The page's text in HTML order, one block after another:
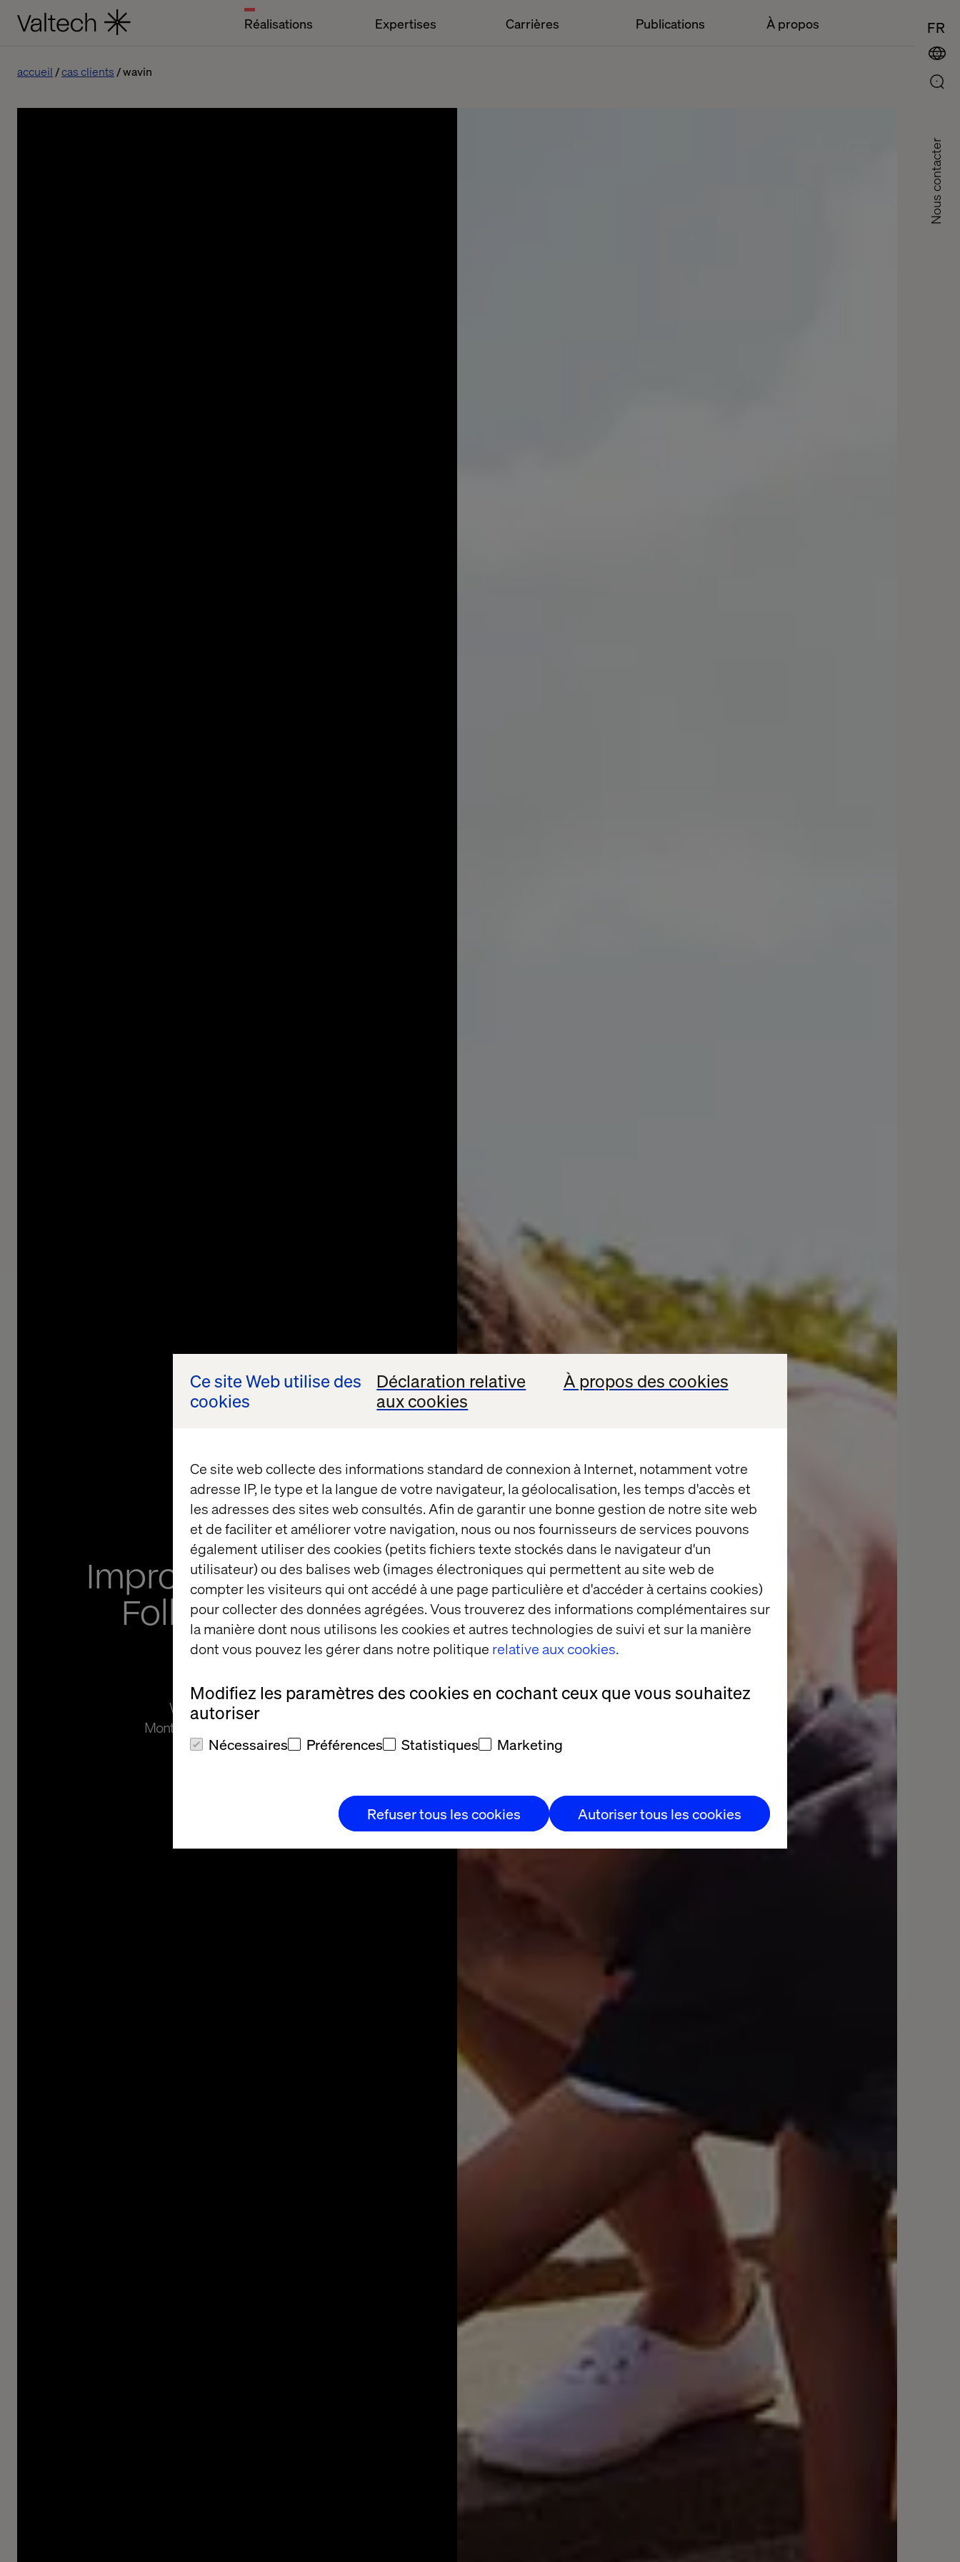
Ce site Web utilise des
cookies
Déclaration relative
aux cookies
À propos des cookies
Ce site web collecte des informations standard de connexion à Internet, notamment votre
adresse IP, le type et la langue de votre navigateur, la géolocalisation, les temps d'accès et
les adresses des sites web consultés. Afin de garantir une bonne gestion de notre site web
et de faciliter et améliorer votre navigation, nous ou nos fournisseurs de services pouvons
également utiliser des cookies (petits fichiers texte stockés dans le navigateur d'un
utilisateur) ou des balises web (images électroniques qui permettent au site web de
compter les visiteurs qui ont accédé à une page particulière et d'accéder à certains cookies)
pour collecter des données agrégées. Vous trouverez des informations complémentaires sur
la manière dont nous utilisons les cookies et autres technologies de suivi et sur la manière
dont vous pouvez les gérer dans notre politique relative aux cookies.
Modifiez les paramètres des cookies en cochant ceux que vous souhaitez
autoriser
Nécessaires Préférences Statistiques Marketing
Refuser tous les cookies Autoriser tous les cookies
Réalisations Expertises Carrières Publications À propos FR
Nous contacter
accueil cas clients wavin
WAVIN
Improved Scalability
Follows Campaign
Restructuring
Wavin Launches Three New Products in Six
Months After Valtech Helps Improve Campaign
Framework